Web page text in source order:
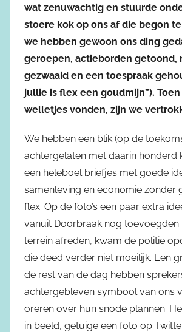
wat zenuwachtig en stuurde
stoere kok op ons af die begon
we hebben gewoon ons ding
geroepen, actieborden getoond,
gezwaaid en een toespraak
jullie is flex een goudmijn”).
welletjes vonden, zijn we
We hebben een blik (op de
achtergelaten met daarin honderd
een heleboel briefjes met goede
samenleving en economie zonder
flex. Op de foto’s een paar extra
vanuit Doorbraak nog
terrein afreden, kwam de politie
die deed verder niet moeilijk. Een
de rest van de dag hebben
achtergebleven symbool van ons
oreren over hun snode plannen.
in beeld, getuige een foto op